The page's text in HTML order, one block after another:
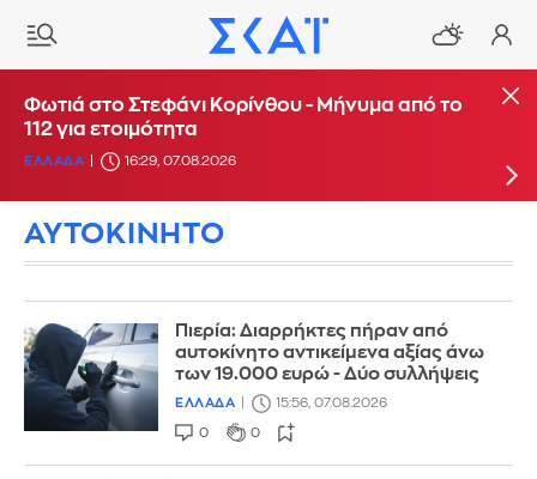
Φωτιά στη Θέρμη Θεσσαλονίκης - Πέντε
αεροσκάφη και ένα ελικόπτερο στην
κατάσβεση
Φωτιά στο Στεφάνι Κορίνθου - Μήνυμα από το
112 για ετοιμότητα
ΕΛΛΑΔΑ 16:29, 07.08.2026
Φωτιά στο Μαρκόπουλο
ΕΛΛΑΔΑ 16:39, 07.08.2026
ΑΥΤΟΚΙΝΗΤΟ
Πιερία: Διαρρήκτες πήραν από
αυτοκίνητο αντικείμενα αξίας άνω
των 19.000 ευρώ - Δύο συλλήψεις
ΕΛΛΑΔΑ 15:56, 07.08.2026
0 0